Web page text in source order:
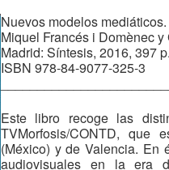
Nuevos modelos
Miquel Francés i Domènec
Madrid: Síntesis, 2016, 397 p.
ISBN 978-84-9077-325-3
Este libro recoge las
TVMorfosis/CONTD, que
(México) y de Valencia. En
audiovisuales en la era